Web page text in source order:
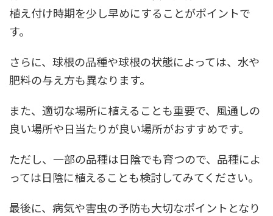
植え付け時期を少し早めにすることがポイントで
す。
さらに、球根の品種や球根の状態によっては、水や
肥料の与え方も異なります。
また、適切な場所に植えることも重要で、風通しの
良い場所や日当たりが良い場所がおすすめです。
ただし、一部の品種は日陰でも育つので、品種によ
っては日陰に植えることも検討してみてください。
最後に、病気や害虫の予防も大切なポイントとなり